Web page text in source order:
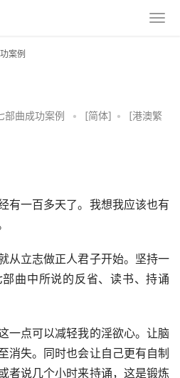
案例
部曲成功案例 • [简体] •
[港澳繁
有一百多天了。我想我应该也有
从立志做正人君子开始。坚持一
曲中所说的反省、读书、持诵
一点可以减轻我的淫欲心。让脑
消失。同时也会让自己更有自制
者说几个小时来持诵，这是锻炼